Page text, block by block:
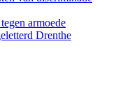
armoede
Drenthe